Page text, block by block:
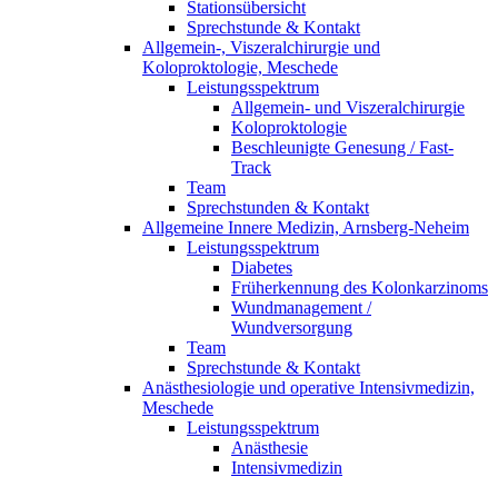
Stationsübersicht
Sprechstunde & Kontakt
Allgemein-, Viszeralchirurgie und
Koloproktologie, Meschede
Leistungsspektrum
Allgemein- und Viszeralchirurgie
Koloproktologie
Beschleunigte Genesung / Fast-
Track
Team
Sprechstunden & Kontakt
Allgemeine Innere Medizin, Arnsberg-Neheim
Leistungsspektrum
Diabetes
Früherkennung des Kolonkarzinoms
Wundmanagement /
Wundversorgung
Team
Sprechstunde & Kontakt
Anästhesiologie und operative Intensivmedizin,
Meschede
Leistungsspektrum
Anästhesie
Intensivmedizin